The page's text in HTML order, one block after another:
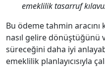
emeklilik tasarruf
Bu ödeme tahmin aracını
nasıl gelire dönüştüğünü
süreceğini daha iyi
emeklilik planlayıcısıyla